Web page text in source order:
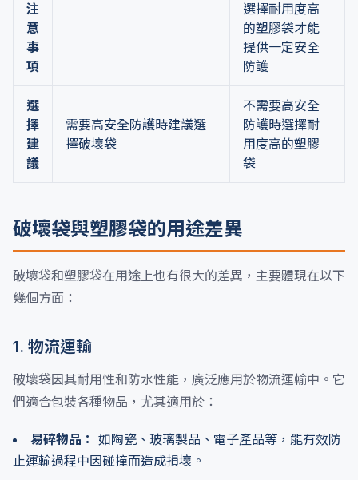
注
意
事
項
選擇耐用度高
的塑膠袋才能
提供一定安全
防護
選
擇
建
議
需要高安全防護時建議選
擇破壞袋
不需要高安全
防護時選擇耐
用度高的塑膠
袋
破壞袋與塑膠袋的用途差異
破壞袋和塑膠袋在用途上也有很大的差異，主要體現在以下
幾個方面：
1. 物流運輸
破壞袋因其耐用性和防水性能，廣泛應用於物流運輸中。它
們適合包裝各種物品，尤其適用於：
易碎物品： 如陶瓷、玻璃製品、電子產品等，能有效防
止運輸過程中因碰撞而造成損壞。